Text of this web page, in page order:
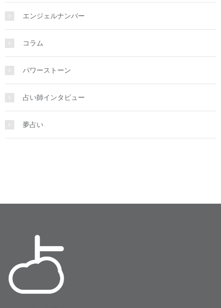
エンジェルナンバー
コラム
パワーストーン
占い師インタビュー
夢占い